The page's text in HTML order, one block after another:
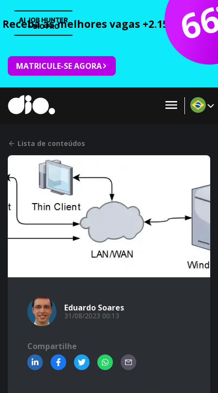
Receba as melhores vagas +2.150 cursos
MATRICULE-SE AGORA
Lista de conteúdos
Eduardo Soares
31/08/2023 00:13
Compartilhe